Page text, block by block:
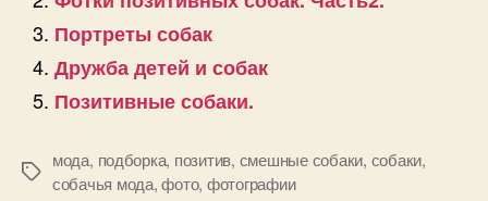
Портреты собак
Дружба детей и собак
Позитивные собаки.
Позначки
мода, подборка, позитив, смешные собаки, собаки,
собачья мода,фото, фотографии